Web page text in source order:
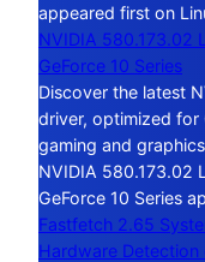
appeared first on
NVIDIA 580.173.02
GeForce 10 Series
Discover the latest
driver, optimized for
gaming and
NVIDIA 580.173.02
GeForce 10 Series
Fastfetch 2.65
Hardware Detection